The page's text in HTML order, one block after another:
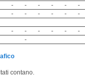
- - - - - -
- - - - - -
- - - - - -
-
contano.